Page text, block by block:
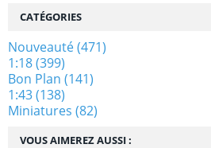
VOUS AIMEREZ AUSSI :
CATÉGORIES
Nouveauté(471)
1:18(399)
Bon Plan (141)
1:43(138)
Miniatures (82)